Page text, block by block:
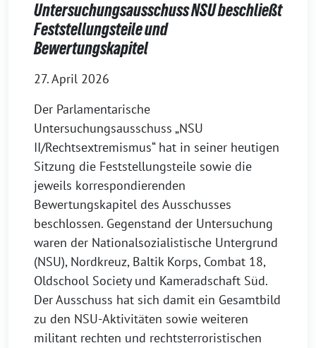
Untersuchungsausschuss NSU beschließt
Feststellungsteile und
Bewertungskapitel
27. April 2026
Der Parlamentarische
Untersuchungsausschuss „NSU
II/Rechtsextremismus“ hat in seiner heutigen
Sitzung die Feststellungsteile sowie die
jeweils korrespondierenden
Bewertungskapitel des Ausschusses
beschlossen. Gegenstand der Untersuchung
waren der Nationalsozialistische Untergrund
(NSU), Nordkreuz, Baltik Korps, Combat 18,
Oldschool Society und Kameradschaft Süd.
Der Ausschuss hat sich damit ein Gesamtbild
zu den NSU-Aktivitäten sowie weiteren
militant rechten und rechtsterroristischen